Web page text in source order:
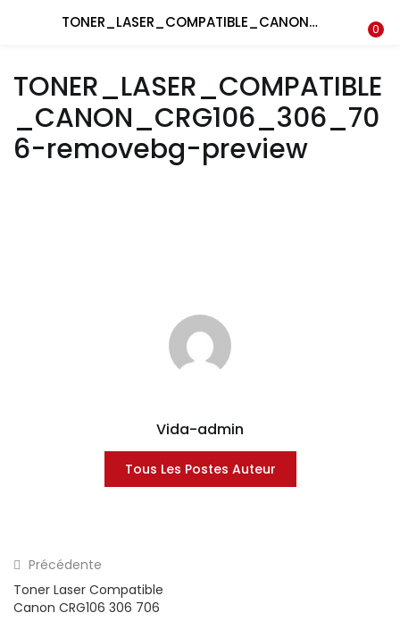
TONER_LASER_COMPATIBLE_CANON_CRG106_306_706-removebg-preview 0
Recherche
CONNEXION REGISTRE
Entrez votre nom d'utilisateur et le mot de passe pour vous
connecter.
Mot de passe perdu?
TONER_LASER_COMPATIBLE
_CANON_CRG106_306_70
6-removebg-preview
Vida-admin
Tous Les Postes Auteur
Précédente
Toner Laser Compatible
Canon CRG106 306 706